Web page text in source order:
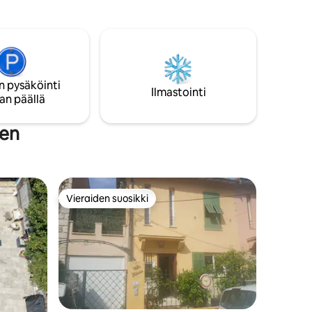
ylellisyyden, samalla kun se tarjoaa
suuren täysin varustetun keittiön ja
rentouttavan oleskelutilan, jossa on
korkeat katot ja valtavat ranskalaiset
konferenssivarauksista.
pysäköinti
päällä
Ilmastointi
Vieraiden suosikki
Vieraiden suosikki